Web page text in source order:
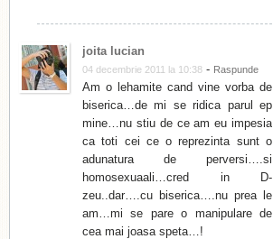
joita lucian
04 decembrie 2011 la 10:38 - Raspunde
Am o lehamite cand vine vorba de
biserica…de mi se ridica parul ep
mine…nu stiu de ce am eu impesia
ca toti cei ce o reprezinta sunt o
adunatura de perversi….si
homosexuaali…cred in D-
zeu..dar….cu biserica….nu prea le
am…mi se pare o manipulare de
cea mai joasa speta…!